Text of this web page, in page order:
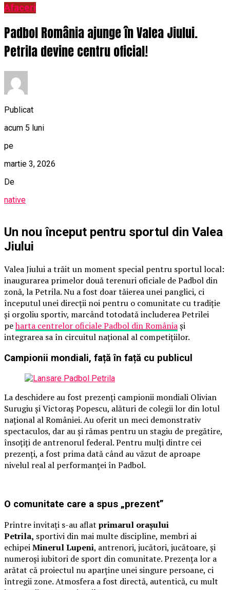
Afaceri
Padbol România ajunge în Valea Jiului.
Petrila devine centru oficial!
Publicat
acum 5 luni
pe
martie 3, 2026
De
native
Un nou început pentru sportul din Valea
Jiului
Valea Jiului a trăit un moment special pentru sportul local:
inaugurarea primelor două terenuri oficiale de Padbol din
zonă, la Petrila. Nu a fost doar tăierea unei panglici, ci
începutul unei direcții noi pentru o comunitate cu tradiție
și orgoliu sportiv, marcând totodată includerea Petrilei
peharta centrelor oficiale Padbol din Româniași
integrarea sa în circuitul național al competițiilor.
Campionii mondiali, față în față cu publicul
La deschidere au fost prezenți campionii mondiali Olivian
Surugiu și Victoraș Popescu, alături de colegii lor din lotul
național al României. Au oferit un meci demonstrativ
spectaculos, dar au și rămas pentru un stagiu de pregătire,
însoțiți de antrenorul federal. Pentru mulți dintre cei
prezenți, a fost prima dată când au văzut de aproape
nivelul real al performanței în Padbol.
O comunitate care a spus „prezent”
Printre invitați s-au aflat primarul orașului
Petrila, sportivi din mai multe discipline, membri ai
echipeiMinerul Lupeni, antrenori, jucători, jucătoare, și
numeroși iubitori de sport din comunitate. Prezența lor a
arătat că proiectul nu aparține unei singure persoane, ci
întregii zone. Atmosfera a fost directă, autentică, cu mult